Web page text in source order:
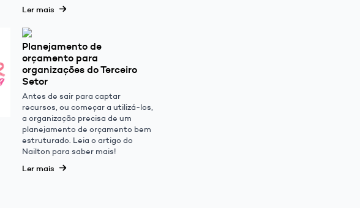
Ler mais
Planejamento de
orçamento para
organizações do Terceiro
Setor
Antes de sair para captar
recursos, ou começar a utilizá-los,
a organização precisa de um
planejamento de orçamento bem
estruturado. Leia o artigo do
Nailton para saber mais!
Ler mais